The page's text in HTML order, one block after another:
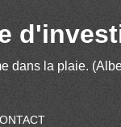
dans la plaie.